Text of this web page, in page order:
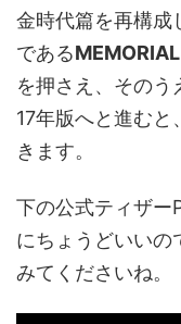
金時代篇を再構成
である
を押さえ、その
17年版へと進む
きます。
下の公式ティザー
にちょうどいいの
みてくださいね。